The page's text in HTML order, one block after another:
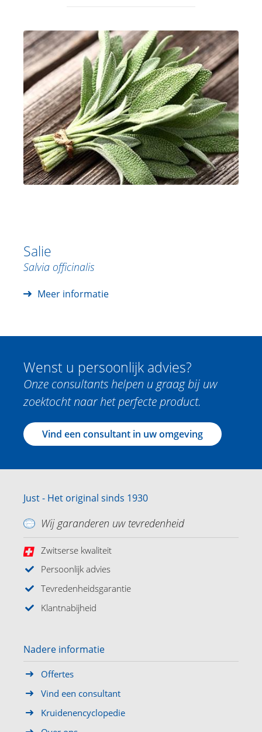
Salie
Salvia officinalis
Meer informatie
Wenst u persoonlijk advies?
Onze consultants helpen u graag bij uw
zoektocht naar het perfecte product.
Vind een consultant in uw omgeving
Just - Het original sinds 1930
Wij garanderen uw tevredenheid
Zwitserse kwaliteit
Persoonlijk advies
Tevredenheidsgarantie
Klantnabijheid
Nadere informatie
Offertes
Vind een consultant
Kruidenencyclopedie